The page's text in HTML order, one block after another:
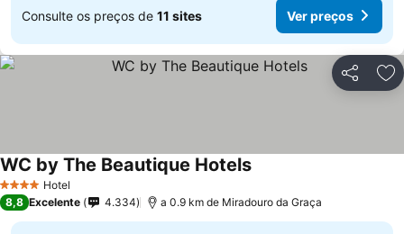
Consulte os preços de 11 sites Ver preços
Partilhar
4 EstrelasHotel
WC by The Beautique Hotels
8,8 Excelente 4.334 a 0.9 km de Miradouro da Graça